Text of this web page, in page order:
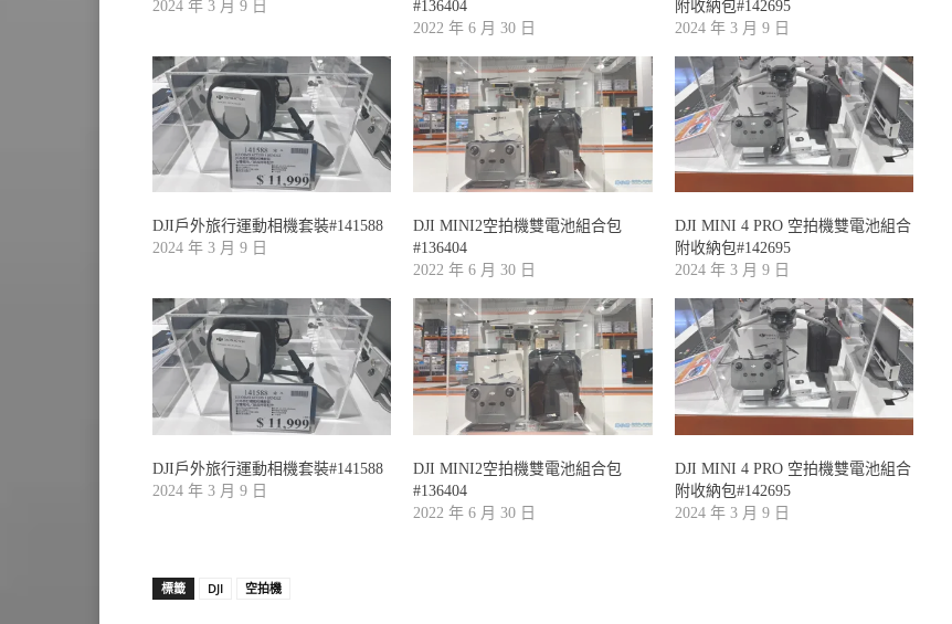
2024 年 3 月 9 日
#136404
2022 年 6 月 30 日
附收納包#142695
2024 年 3 月 9 日
DJI戶外旅行運動相機套裝#141588
2024 年 3 月 9 日
DJI MINI2空拍機雙電池組合包
#136404
2022 年 6 月 30 日
DJI MINI 4 PRO 空拍機雙電池組合
附收納包#142695
2024 年 3 月 9 日
DJI戶外旅行運動相機套裝#141588
2024 年 3 月 9 日
DJI MINI2空拍機雙電池組合包
#136404
2022 年 6 月 30 日
DJI MINI 4 PRO 空拍機雙電池組合
附收納包#142695
2024 年 3 月 9 日
標籤 DJI 空拍機